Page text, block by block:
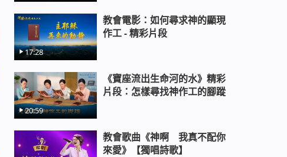
17:28
教會電影：如何尋求神的顯現
作工 - 精彩片段
20:59
《寶座流出生命河的水》精彩
片段：怎樣尋找神作工的腳蹤
教會歌曲《神啊 我真不配你
來愛》【獨唱詩歌】